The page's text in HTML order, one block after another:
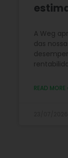
A Weg
das
READ MORE